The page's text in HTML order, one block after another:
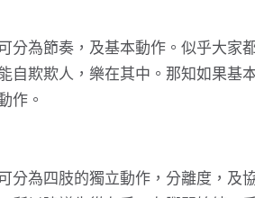
分為節奏，及基本動作。似乎大家
自欺欺人，樂在其中。那知如果基
動作。
分為四肢的獨立動作，分離度，及